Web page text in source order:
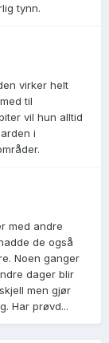
tynn.
virker helt
til
vil hun alltid
i
med andre
de også
Noen ganger
dager blir
men gjør
Har prøvd...